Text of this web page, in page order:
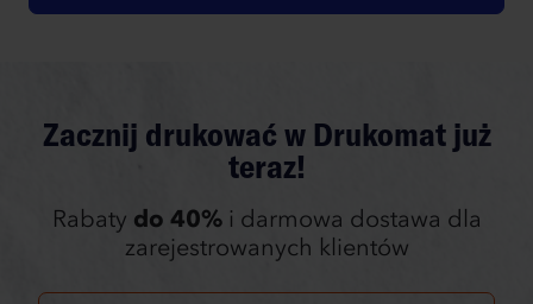
Zacznij drukować w Drukomat już
teraz!
Rabaty do 40%i darmowa dostawa dla
zarejestrowanych klientów